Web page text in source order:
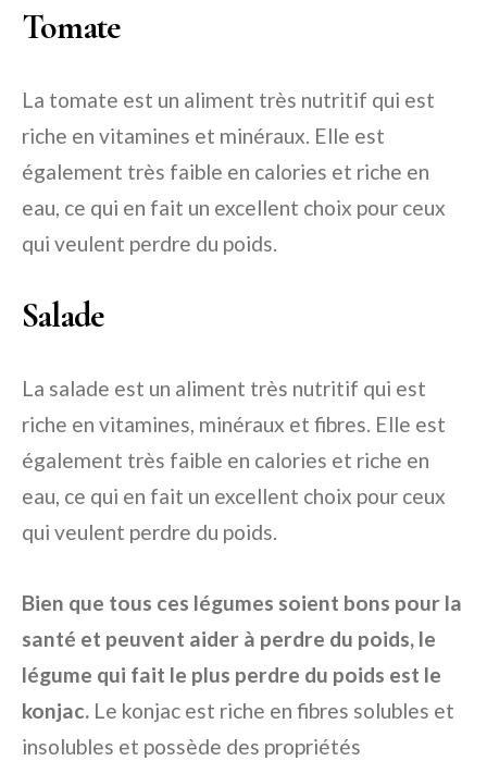
Tomate
La tomate est un aliment très nutritif qui est
riche en vitamines et minéraux. Elle est
également très faible en calories et riche en
eau, ce qui en fait un excellent choix pour ceux
qui veulent perdre du poids.
Salade
La salade est un aliment très nutritif qui est
riche en vitamines, minéraux et fibres. Elle est
également très faible en calories et riche en
eau, ce qui en fait un excellent choix pour ceux
qui veulent perdre du poids.
Bien que tous ces légumes soient bons pour la
santé et peuvent aider à perdre du poids, le
légume qui fait le plus perdre du poids est le
konjac. Le konjac est riche en fibres solubles et
insolubles et possède des propriétés